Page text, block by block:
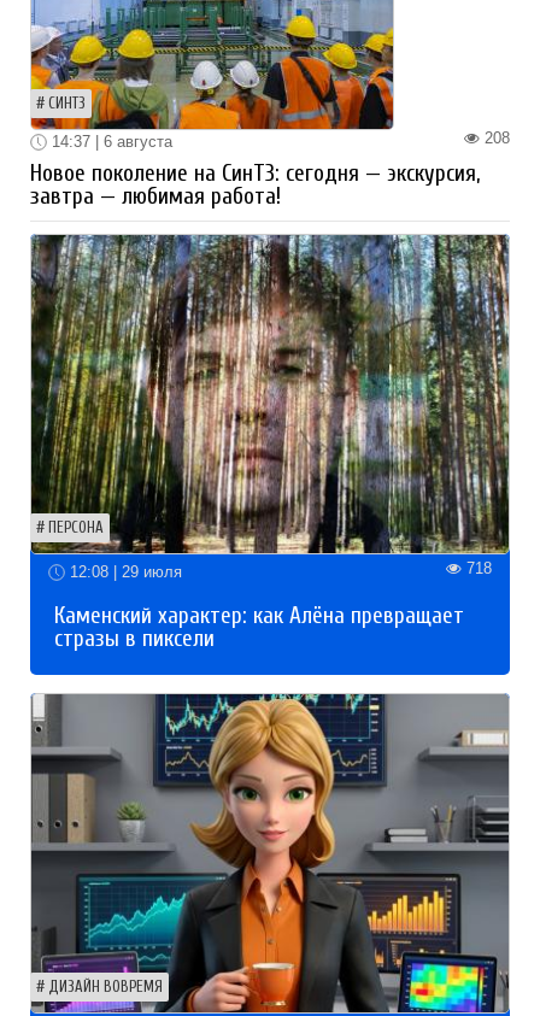
СИНТЗ
208
14:37 | 6 августа
Новое поколение на СинТЗ: сегодня — экскурсия,
завтра — любимая работа!
ПЕРСОНА
12:08 | 29 июля 718
Каменский характер: как Алёна превращает
стразы в пиксели
ДИЗАЙН ВОВРЕМЯ